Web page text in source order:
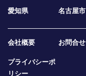
愛知県
名古屋市
会社概要 お問合せ
プライバシーポ
リシー